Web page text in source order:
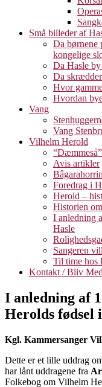
Små billeder af
Da børnene
kongelige
Da Hasle
Da
Hvor
Hvordan
Vang
Vang
Vilhelm Herold
“Dæmmeså”
Avis artikler
Foredrag i
Herold –
Historien
I anledning
Hasle
Sangeren
Til time hos
Kontakt / Bliv
I anledning af
Herolds fødsel
Kgl. Kammersanger
Dette er et lille uddrag
har lånt uddragene fra
Folkebog om Vilhelm